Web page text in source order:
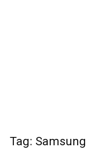
Tag: Samsung